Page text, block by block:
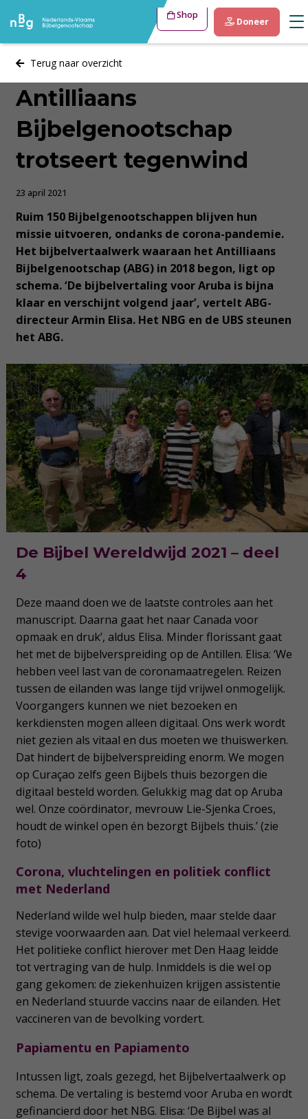
Shop
Doneer
Terug naar overzicht
Antilliaans
Bijbelgenootschap
trotseert tegenwind
23 april 2021
Ruim 150 Bijbelgenootschappen blijven hun
missie uitvoeren, ondanks de corona-pandemie.
Het bijbelvertaalwerk waaraan het Antilliaans
Bijbelgenootschap (ABG) in 2018 begon, ligt op
schema. ‘De bijbelvertaling voor Aruba is bijna
klaar en verschijnt volgend jaar’, vertelt ABG-
directeur Armin Elisa. Het NBG en de UBS steunen
het ABG.
De Bijbel Wereldwijd 2021 – deel
4
Deze maand doen we de laatste controles aan het
manuscript. Daarna gaat het naar Canada voor
opmaak en druk’, aldus Elisa. Minder florissant gaat
het met de bijbelverspreiding op de Antillen. Elisa: ‘We
hebben veel last van de coronamaatregelen. Reizen
tussen de eilanden was lange tijd vrijwel onmogelijk.
Voorgangers kunnen we niet bezoeken en
kerkdiensten mogen alleen digitaal. Ons werk wordt
niet gezien als vitaal en dus moeten we thuiswerken.
Dat hindert de bijbelverspreiding enorm. We mogen
op Curaçao zelfs geen Bijbels thuis bezorgen die
digitaal besteld worden. Gelukkig mag dat op Aruba
wel. Onze coördinator, mevrouw Lie-Sjenka Croes,
houdt de winkel open én bezorgt Bijbels thuis.’ (zie
foto)
Corona, vluchtelingen en politiek conflict
met Nederland
Nederland wilde wel hulp bieden, maar stelde daar
stevige voorwaarden aan. Dat viel helemaal verkeerd.
Het politieke conflict hierover met Den Haag leidde
tot vertraging van de hulp. Inmiddels is die wel op
gang gekomen: de ziekenhuizen krijgen assistentie
en Nederland stuurde vaccins naar de eilanden. Het
vaccineren van de bevolking vordert.
Papiamentu en Papiamento
Intussen ligt, zoals gezegd, het Bijbelvertaalwerk op
schema. De vertaling is bestemd voor Aruba en wordt
gefinancierd door het NBG. Elisa: ‘De Bijbel was al